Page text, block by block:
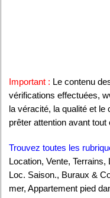
Important : Le contenu
vérifications effectuées,
la véracité, la qualité et
prêter attention avant tout
Trouvez toutes les
Location, Vente,
Loc. Saison., Buraux &
mer, Appartement pied